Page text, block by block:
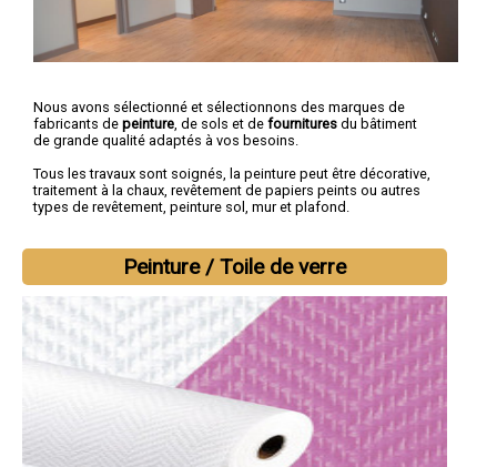
Nous avons sélectionné et sélectionnons des marques de
fabricants de peinture, de sols et de fournitures du bâtiment
de grande qualité adaptés à vos besoins.
Tous les travaux sont soignés, la peinture peut être décorative,
traitement à la chaux, revêtement de papiers peints ou autres
types de revêtement, peinture sol, mur et plafond.
Peinture / Toile de verre